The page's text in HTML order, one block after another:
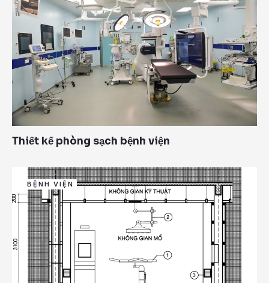
Thiết kế phòng sạch bệnh viện
BỆNH VIỆN